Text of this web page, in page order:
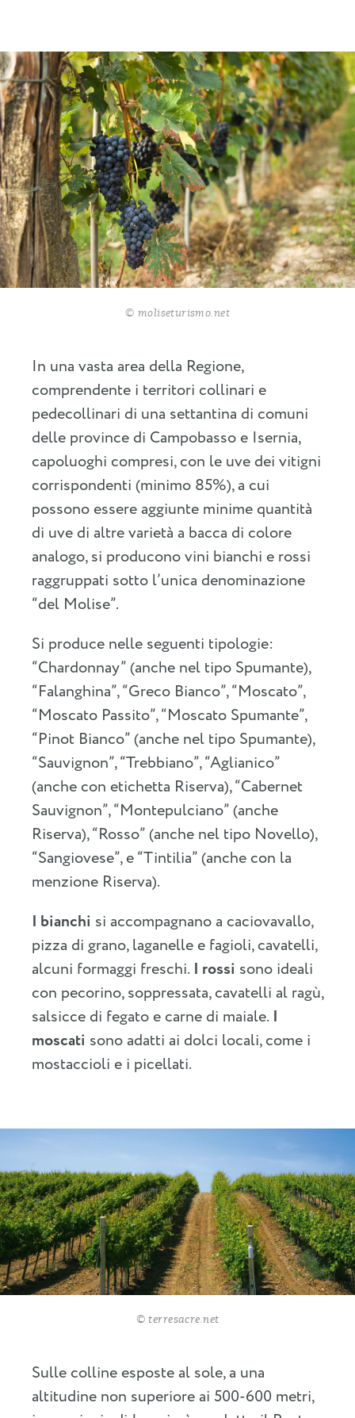
© moliseturismo.net
In una vasta area della Regione,
comprendente i territori collinari e
pedecollinari di una settantina di comuni
delle province di Campobasso e Isernia,
capoluoghi compresi, con le uve dei vitigni
corrispondenti (minimo 85%), a cui
possono essere aggiunte minime quantità
di uve di altre varietà a bacca di colore
analogo, si producono vini bianchi e rossi
raggruppati sotto l’unica denominazione
“del Molise”.
Si produce nelle seguenti tipologie:
“Chardonnay” (anche nel tipo Spumante),
“Falanghina”, “Greco Bianco”, “Moscato”,
“Moscato Passito”, “Moscato Spumante”,
“Pinot Bianco” (anche nel tipo Spumante),
“Sauvignon”, “Trebbiano”, “Aglianico”
(anche con etichetta Riserva), “Cabernet
Sauvignon”, “Montepulciano” (anche
Riserva), “Rosso” (anche nel tipo Novello),
“Sangiovese”, e “Tintilia” (anche con la
menzione Riserva).
I bianchi si accompagnano a caciovavallo,
pizza di grano, laganelle e fagioli, cavatelli,
alcuni formaggi freschi. I rossi sono ideali
con pecorino, soppressata, cavatelli al ragù,
salsicce di fegato e carne di maiale. I
moscati sono adatti ai dolci locali, come i
mostaccioli e i picellati.
© terresacre.net
Sulle colline esposte al sole, a una
altitudine non superiore ai 500-600 metri,